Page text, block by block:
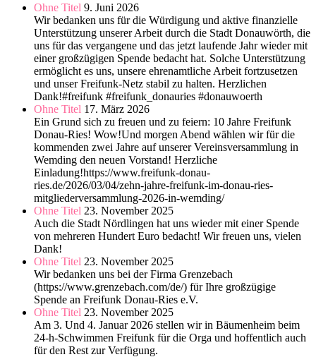
Ohne Titel 9. Juni 2026
Wir bedanken uns für die Würdigung und aktive finanzielle
Unterstützung unserer Arbeit durch die Stadt Donauwörth, die
uns für das vergangene und das jetzt laufende Jahr wieder mit
einer großzügigen Spende bedacht hat. Solche Unterstützung
ermöglicht es uns, unsere ehrenamtliche Arbeit fortzusetzen
und unser Freifunk-Netz stabil zu halten. Herzlichen
Dank!#freifunk #freifunk_donauries #donauwoerth
Ohne Titel 17. März 2026
Ein Grund sich zu freuen und zu feiern: 10 Jahre Freifunk
Donau-Ries! Wow!Und morgen Abend wählen wir für die
kommenden zwei Jahre auf unserer Vereinsversammlung in
Wemding den neuen Vorstand! Herzliche
Einladung!https://www.freifunk-donau-
ries.de/2026/03/04/zehn-jahre-freifunk-im-donau-ries-
mitgliederversammlung-2026-in-wemding/
Ohne Titel 23. November 2025
Auch die Stadt Nördlingen hat uns wieder mit einer Spende
von mehreren Hundert Euro bedacht! Wir freuen uns, vielen
Dank!
Ohne Titel 23. November 2025
Wir bedanken uns bei der Firma Grenzebach
(https://www.grenzebach.com/de/) für Ihre großzügige
Spende an Freifunk Donau-Ries e.V.
Ohne Titel 23. November 2025
Am 3. Und 4. Januar 2026 stellen wir in Bäumenheim beim
24-h-Schwimmen Freifunk für die Orga und hoffentlich auch
für den Rest zur Verfügung.